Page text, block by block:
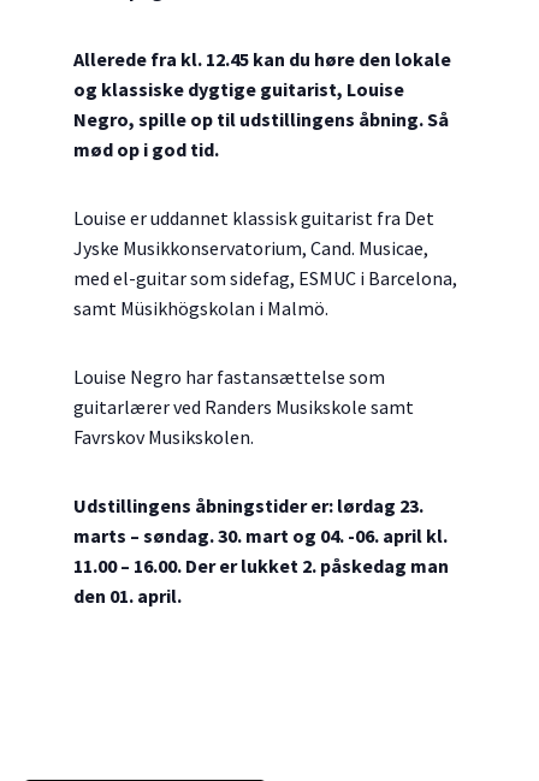
Allerede fra kl. 12.45 kan du høre den lokale
og klassiske dygtige guitarist, Louise
Negro, spille op til udstillingens åbning. Så
mød op i god tid.
Louise er uddannet klassisk guitarist fra Det
Jyske Musikkonservatorium, Cand. Musicae,
med el-guitar som sidefag, ESMUC i Barcelona,
samt Müsikhögskolan i Malmö.
Louise Negro har fastansættelse som
guitarlærer ved Randers Musikskole samt
Favrskov Musikskolen.
Udstillingens åbningstider er: lørdag 23.
marts – søndag. 30. mart og 04. -06. april kl.
11.00 – 16.00. Der er lukket 2. påskedag man
den 01. april.